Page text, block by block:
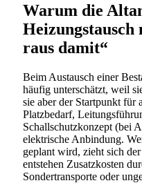
Warum die
raus damit“
Beim Austausch einer
häufig unterschätzt, weil
sie aber der Startpunkt für
Platzbedarf,
Schallschutzkonzept (bei
elektrische Anbindung.
geplant wird, zieht sich
entstehen Zusatzkosten
Sondertransporte oder